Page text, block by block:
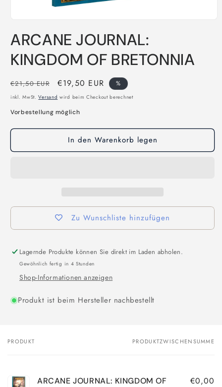
in
Modal
ARCANE JOURNAL:
KINGDOM OF BRETONNIA
Normaler
Preis
€21,50 EUR Verkaufspreis
€19,50 EUR %
inkl. MwSt.Versand wird beim Checkout berechnet
Vorbestellung möglich
In den Warenkorb legen
Zu Wunschliste hinzufügen
Lagernde Produkte können Sie direkt im Laden abholen.
Gewöhnlich fertig in 4 Stunden
Shop-Informationen anzeigen
Produkt ist beim Hersteller nachbestellt
Dein
PRODUKT PRODUKTZWISCHENSUMME
ARCANE JOURNAL: KINGDOM OF
€0,00